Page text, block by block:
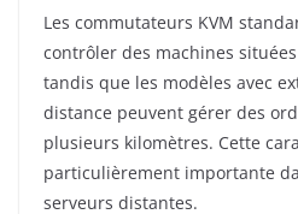
Les commutateurs KVM
contrôler des machines
tandis que les modèles avec
distance peuvent gérer des
plusieurs kilomètres. Cette
particulièrement importante
serveurs distantes.